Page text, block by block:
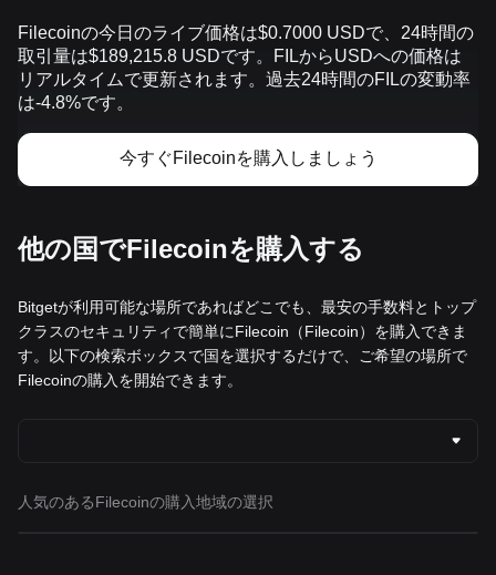
Filecoinの今日のライブ価格は$0.7000 USDで、24時間の
取引量は$189,215.8 USDです。FILからUSDへの価格は
リアルタイムで更新されます。過去24時間のFILの変動率
は-4.8%です。
今すぐFilecoinを購入しましょう
他の国でFilecoinを購入する
Bitgetが利用可能な場所であればどこでも、最安の手数料とトップ
クラスのセキュリティで簡単にFilecoin（Filecoin）を購入できま
す。以下の検索ボックスで国を選択するだけで、ご希望の場所で
Filecoinの購入を開始できます。
人気のあるFilecoinの購入地域の選択